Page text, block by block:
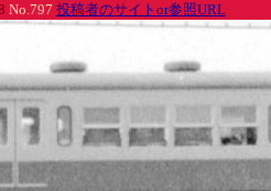
No.797 投稿者のサイトor参照URL